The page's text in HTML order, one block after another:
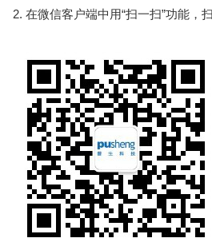
2. 在微信客户端中用“扫一扫”功能，